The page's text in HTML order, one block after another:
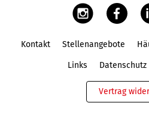
Kontakt Stellenangebote
Links Datenschutz
Vertrag